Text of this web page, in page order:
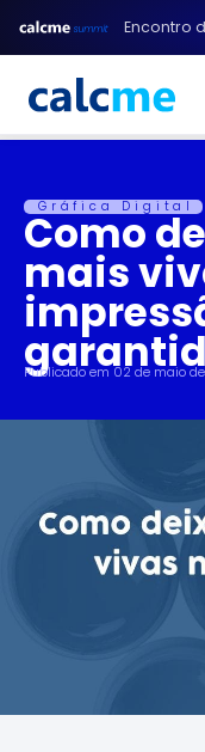
para
conteúdo
Encontro
Gráfica Digital
Como
mais
Publicado em02 de maio